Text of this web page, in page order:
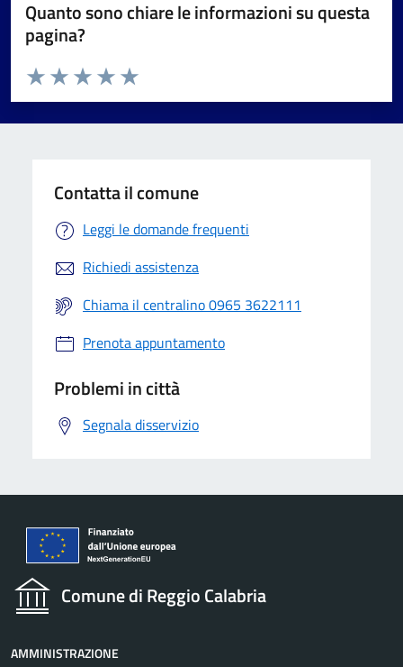
Quanto sono chiare le informazioni su questa
pagina?
Valuta da 1 a 5 stelle la pagina
Valuta 5 stelle su 5
Valuta 4 stelle su 5
Valuta 3 stelle su 5
Valuta 2 stelle su 5
Valuta 1 stelle su 5
Contatta il comune
Leggi le domande frequenti
Richiedi assistenza
Chiama il centralino 0965 3622111
Prenota appuntamento
Problemi in città
Segnala disservizio
Comune di Reggio Calabria
AMMINISTRAZIONE